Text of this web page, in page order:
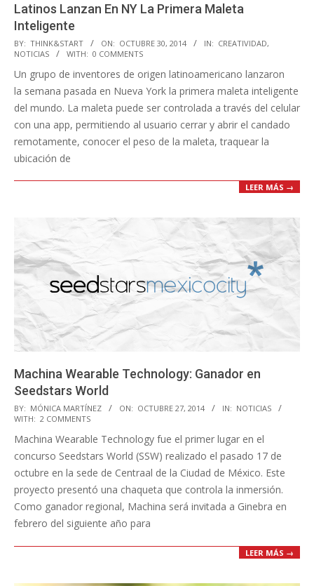
Latinos Lanzan En NY La Primera Maleta
Inteligente
2014-
10-
30
BY: THINK&START ON: OCTUBRE 30, 2014 IN: CREATIVIDAD,
NOTICIAS
WITH: 0 COMMENTS
Un grupo de inventores de origen latinoamericano lanzaron
la semana pasada en Nueva York la primera maleta inteligente
del mundo. La maleta puede ser controlada a través del celular
con una app, permitiendo al usuario cerrar y abrir el candado
remotamente, conocer el peso de la maleta, traquear la
ubicación de
LEER MÁS →
Machina Wearable Technology: Ganador en
Seedstars World
2014-
10-
27
BY: MÓNICA MARTÍNEZ ON: OCTUBRE 27, 2014 IN: NOTICIAS
WITH: 2 COMMENTS
Machina Wearable Technology fue el primer lugar en el
concurso Seedstars World (SSW) realizado el pasado 17 de
octubre en la sede de Centraal de la Ciudad de México. Este
proyecto presentó una chaqueta que controla la inmersión.
Como ganador regional, Machina será invitada a Ginebra en
febrero del siguiente año para
LEER MÁS →